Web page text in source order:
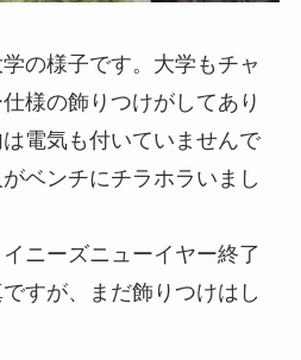
の様子です。大学もチャ
様の飾りつけがしてあり
電気も付いていませんで
ベンチにチラホラいまし
ニーズニューイヤー終了
すが、まだ飾りつけはし